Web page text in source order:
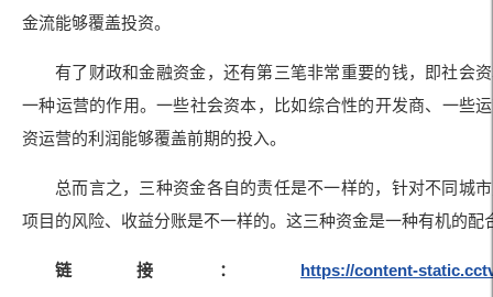
金流能够覆盖投资。
有了财政和金融资金，还有第三笔非常重要的钱，即社会
一种运营的作用。一些社会资本，比如综合性的开发商、一些
资运营的利润能够覆盖前期的投入。
总而言之，三种资金各自的责任是不一样的，针对不同城
项目的风险、收益分账是不一样的。这三种资金是一种有机的配
链接： https://content-